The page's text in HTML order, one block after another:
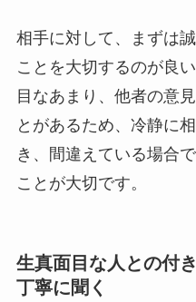
相手に対して、まずは
ことを大切するのが良
目なあまり、他者の意
とがあるため、冷静に
き、間違えている場合
ことが大切です。
生真面目な人との付
丁寧に聞く